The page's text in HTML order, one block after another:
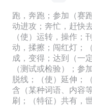
跑，奔跑；参加（赛
动进攻；奔忙，赶快
（使）运转，操作；
动，揉擦；闯红灯；
成，变得；达到（一
（测试或检验）；参
脱线；（使）延伸；
含（某种词语、内容
刷；（特征）共有，